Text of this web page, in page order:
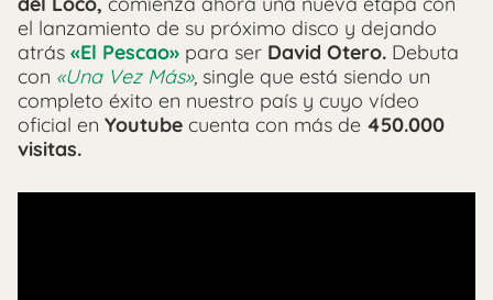
el lanzamiento de su próximo disco y dejando
atrás «El Pescao» para ser David Otero. Debuta
con «Una Vez Más», single que está siendo un
completo éxito en nuestro país y cuyo vídeo
oficial en Youtube cuenta con más de 450.000
visitas.